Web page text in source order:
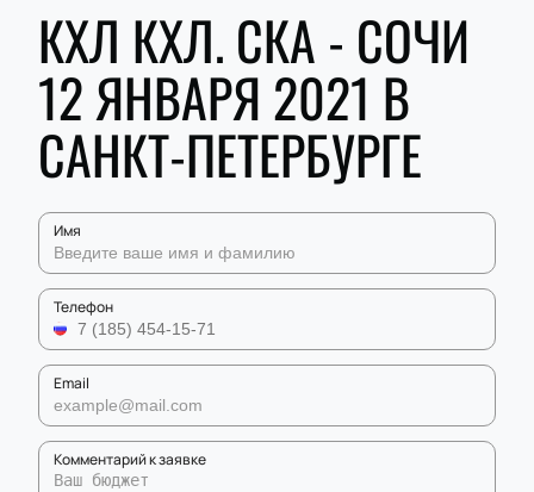
КХЛ КХЛ. СКА - СОЧИ
12 ЯНВАРЯ 2021 В
САНКТ-ПЕТЕРБУРГЕ
Имя
Телефон
Email
Комментарий к заявке